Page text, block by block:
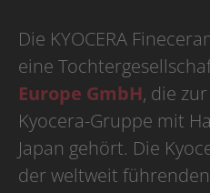
Die KYOCERA
eine
Europe GmbH, die
Kyocera-Gruppe mit
Japan gehört. Die
der weltweit